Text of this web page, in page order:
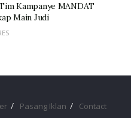
Kampanye MANDAT
Main Judi
Pasang Iklan Contact